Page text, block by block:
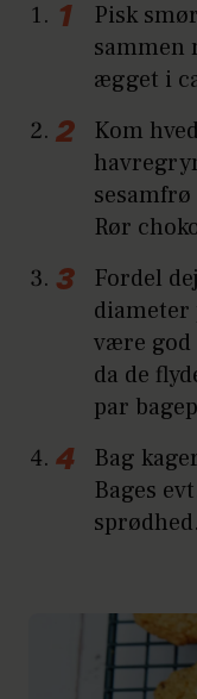
Pisk
sammen
ægget i
Kom
Rør
Fordel
diameter
være god
da de
par
Bag
Bages
sprødhed.